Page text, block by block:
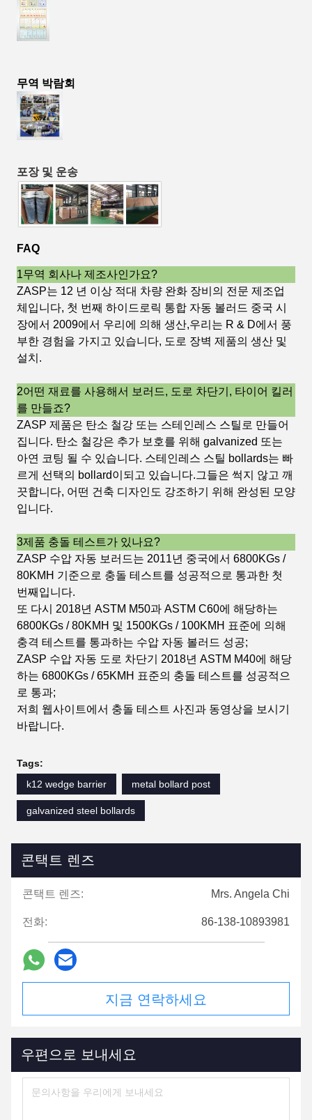
무역 박람회
포장 및 운송
FAQ
1무역 회사나 제조사인가요?
ZASP는 12 년 이상 적대 차량 완화 장비의 전문 제조업
체입니다, 첫 번째 하이드로릭 통합 자동 볼러드 중국 시
장에서 2009에서 우리에 의해 생산,우리는 R & D에서 풍
부한 경험을 가지고 있습니다, 도로 장벽 제품의 생산 및
설치.
2어떤 재료를 사용해서 보러드, 도로 차단기, 타이어 킬러
를 만들죠?
ZASP 제품은 탄소 철강 또는 스테인레스 스틸로 만들어
집니다. 탄소 철강은 추가 보호를 위해 galvanized 또는
아연 코팅 될 수 있습니다. 스테인레스 스틸 bollards는 빠
르게 선택의 bollard이되고 있습니다.그들은 썩지 않고 깨
끗합니다, 어떤 건축 디자인도 강조하기 위해 완성된 모양
입니다.
3제품 충돌 테스트가 있나요?
ZASP 수압 자동 보러드는 2011년 중국에서 6800KGs /
80KMH 기준으로 충돌 테스트를 성공적으로 통과한 첫
번째입니다.
또 다시 2018년 ASTM M50과 ASTM C60에 해당하는
6800KGs / 80KMH 및 1500KGs / 100KMH 표준에 의해
충격 테스트를 통과하는 수압 자동 볼러드 성공;
ZASP 수압 자동 도로 차단기 2018년 ASTM M40에 해당
하는 6800KGs / 65KMH 표준의 충돌 테스트를 성공적으
로 통과;
저희 웹사이트에서 충돌 테스트 사진과 동영상을 보시기
바랍니다.
Tags:
k12 wedge barrier
metal bollard post
galvanized steel bollards
콘택트 렌즈
콘택트 렌즈: Mrs. Angela Chi
전화: 86-138-10893981
지금 연락하세요
우편으로 보내세요